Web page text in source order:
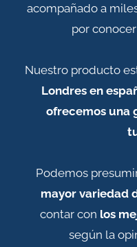
acompañado a
por
Nuestro producto
Londres en
ofrecemos una
Podemos
mayor variedad
contar con los
según la